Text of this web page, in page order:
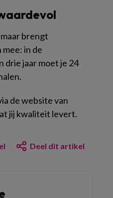
brengt
in de
drie jaar moet je 24
de website van
jij kwaliteit levert.
Deel dit artikel